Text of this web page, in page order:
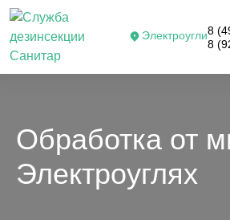
Электроугли8
8
Обработка от
Электроуглях